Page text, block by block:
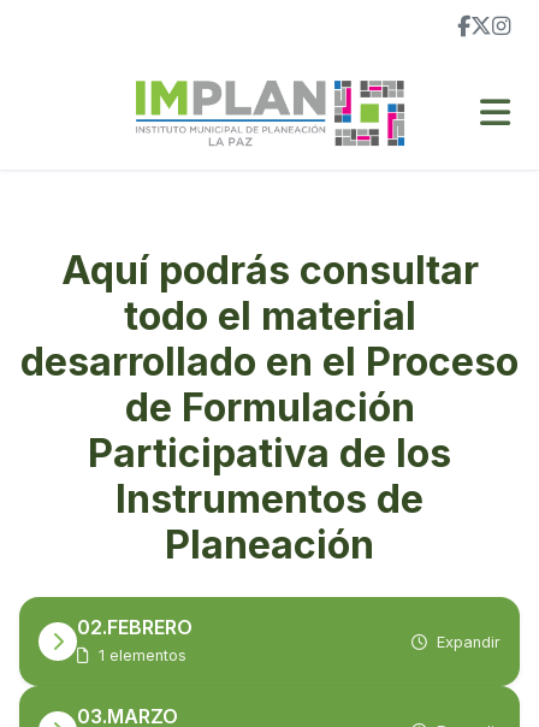
Aquí podrás consultar
todo el material
desarrollado en el Proceso
de Formulación
Participativa de los
Instrumentos de
Planeación
02.FEBRERO
1 elementos
Expandir
03.MARZO